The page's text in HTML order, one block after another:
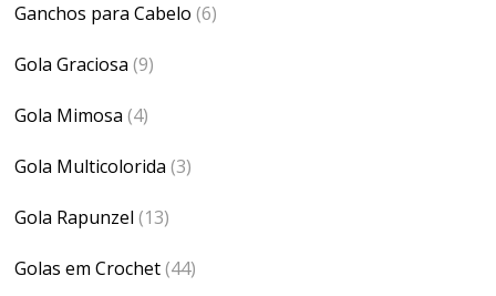
Ganchos para Cabelo (6)
Gola Graciosa (9)
Gola Mimosa (4)
Gola Multicolorida (3)
Gola Rapunzel (13)
Golas em Crochet(44)